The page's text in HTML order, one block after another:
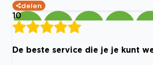
delen
10
De beste service die je je kunt